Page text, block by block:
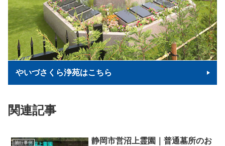
やいづさくら浄苑はこちら
関連記事
施行事例
静岡市営沼上霊園｜普通墓所のお